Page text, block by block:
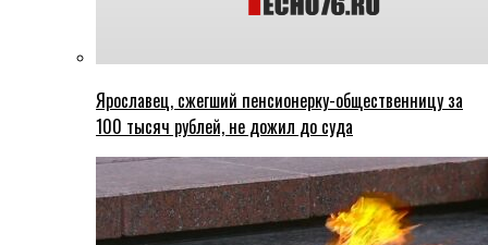
Ярославец, сжегший пенсионерку-общественницу за
100 тысяч рублей, не дожил до суда